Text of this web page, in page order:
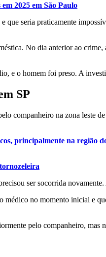
2025 em São Paulo
que seria praticamente
No dia anterior ao
e o homem foi preso. A
SP
companheiro na zona leste
principalmente na região
ser socorrida
no momento inicial e
pelo companheiro, mas